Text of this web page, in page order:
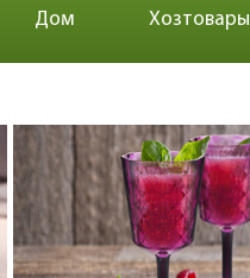
Дом Хозтовары